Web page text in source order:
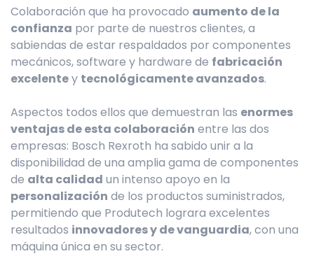
Colaboración que ha provocado aumento de la
confianza por parte de nuestros clientes, a
sabiendas de estar respaldados por componentes
mecánicos, software y hardware de fabricación
excelentey tecnológicamente avanzados.
Aspectos todos ellos que demuestran las enormes
ventajas de esta colaboración entre las dos
empresas: Bosch Rexroth ha sabido unir a la
disponibilidad de una amplia gama de componentes
de alta calidad un intenso apoyo en la
personalización de los productos suministrados,
permitiendo que Produtech lograra excelentes
resultados innovadores y de vanguardia, con una
máquina única en su sector.